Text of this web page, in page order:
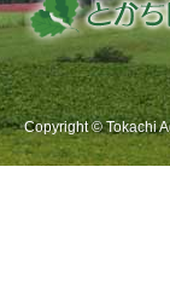
Copyright © Tokachi